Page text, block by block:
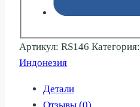
Артикул: RS146 Категория:
Индонезия
Детали